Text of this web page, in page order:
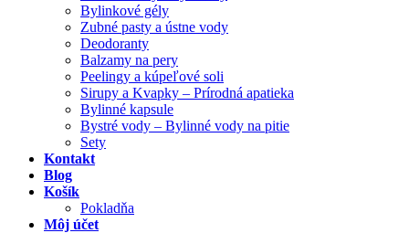
Bylinkové gély
Zubné pasty a ústne vody
Deodoranty
Balzamy na pery
Peelingy a kúpeľové soli
Sirupy a Kvapky – Prírodná apatieka
Bylinné kapsule
Bystré vody – Bylinné vody na pitie
Sety
Kontakt
Blog
Košík
Pokladňa
Môj účet